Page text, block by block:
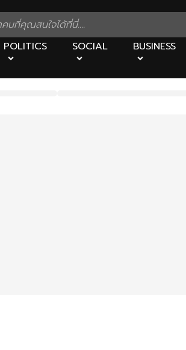
POLITICS SOCIAL BUSINESS